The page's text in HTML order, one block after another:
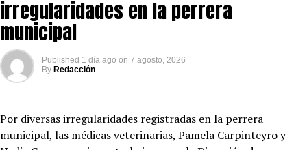
irregularidades en la perrera
municipal
Published 1 día ago on 7 agosto, 2026
By Redacción
Por diversas irregularidades registradas en la perrera
municipal, las médicas veterinarias, Pamela Carpinteyro y